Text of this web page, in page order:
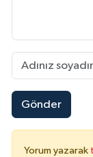
Gönder
Yorum yazarak